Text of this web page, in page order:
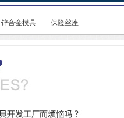
锌合金模具 保险丝座